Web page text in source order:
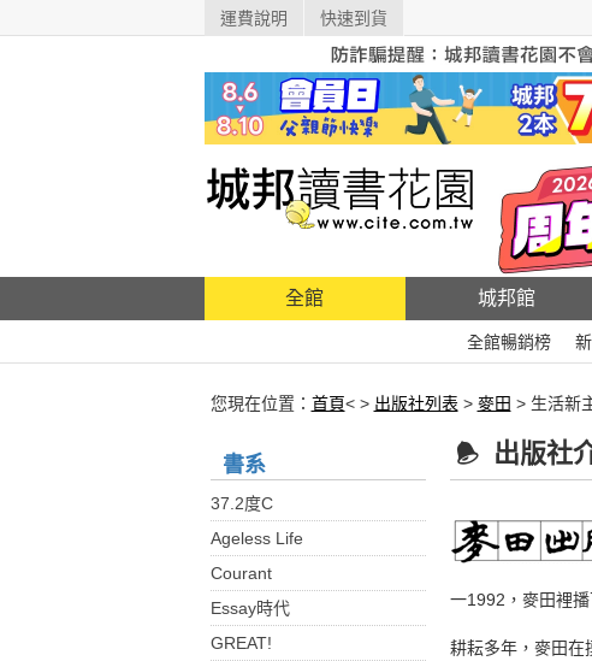
運費說明 快速到貨
全館 城邦館
全館暢銷榜
您現在位置： 首頁< > 出版社列表 > 麥田 > 生活新
書系
37.2度C
Ageless Life
Courant
Essay時代
GREAT!
出版社
一1992，麥田裡
耕耘多年，麥田在